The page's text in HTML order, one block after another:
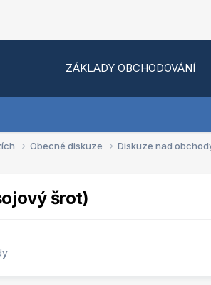
ZÁKLADY OBCHODOVÁNÍ
Obecné diskuze Diskuze nad
šrot)